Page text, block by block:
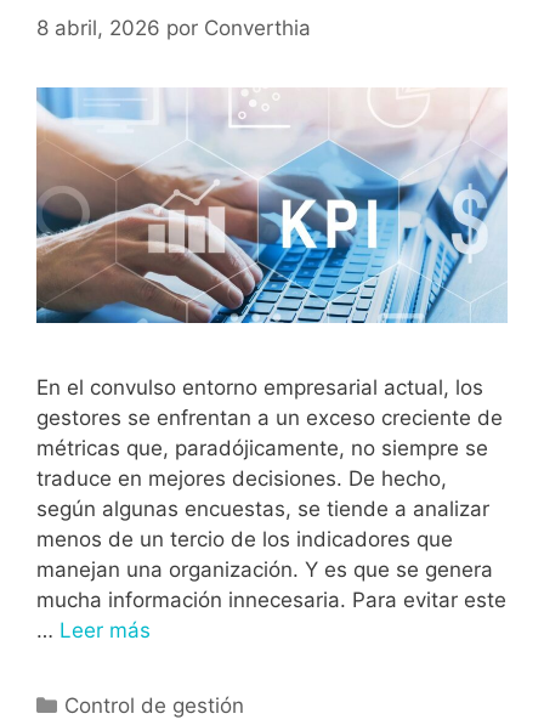
8 abril, 2026 por Converthia
En el convulso entorno empresarial actual, los
gestores se enfrentan a un exceso creciente de
métricas que, paradójicamente, no siempre se
traduce en mejores decisiones. De hecho,
según algunas encuestas, se tiende a analizar
menos de un tercio de los indicadores que
manejan una organización. Y es que se genera
mucha información innecesaria. Para evitar este
… Leer más
Control de gestión